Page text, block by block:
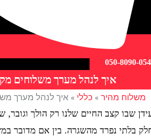
050-
איך לנהל מערך משלוחים
מהיר »כללי »איך לנהל מערך
קצב החיים שלנו רק הולך וגובר,
נפרד מהשגרה. בין אם מדובר